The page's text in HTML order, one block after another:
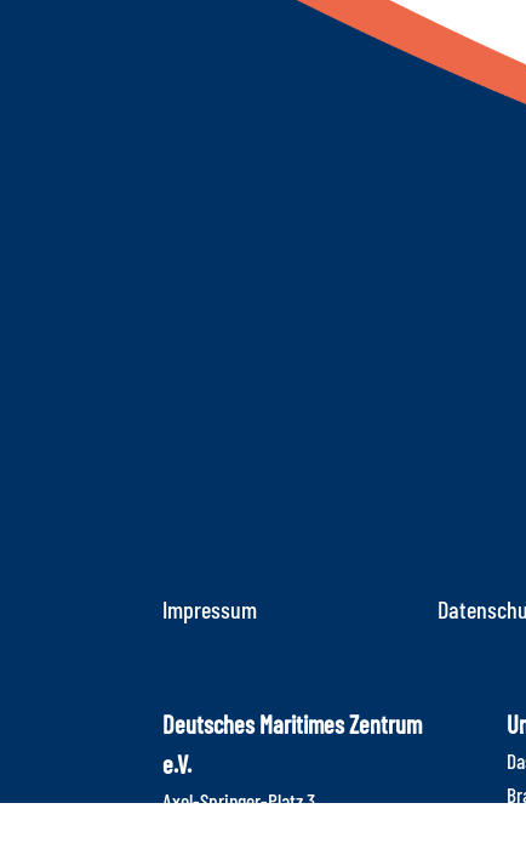
Impressum
Deutsches Maritimes Zentrum
e.V.
Axel-Springer-Platz 3